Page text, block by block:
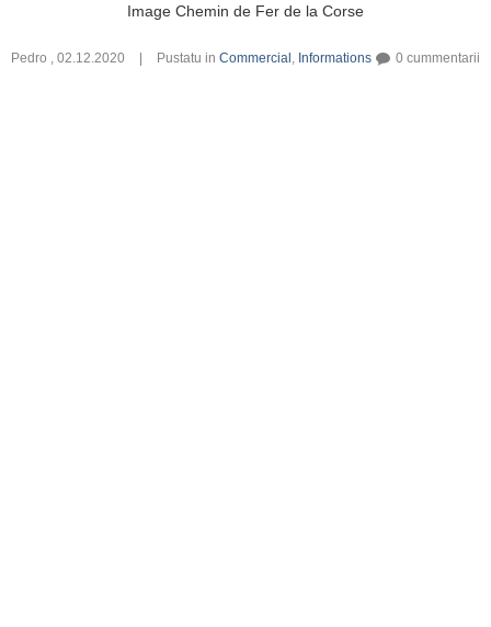
Image Chemin de Fer de la Corse
Pedro , 02.12.2020 Pustatu in Commercial , Informations 0 cummentarii